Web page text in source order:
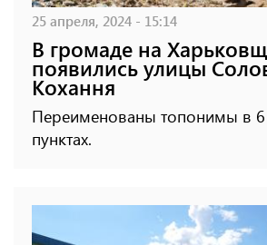
25 апреля, 2024 - 15:14
В громаде на
появились улицы
Кохання
Переименованы топонимы в 6
пунктах.